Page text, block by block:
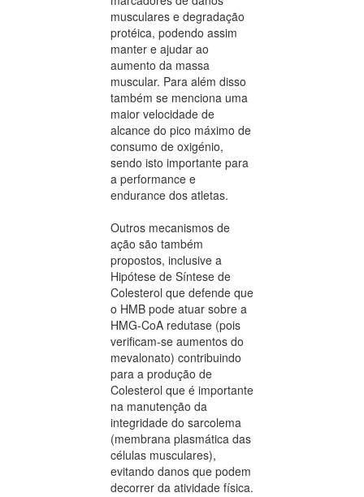
musculares e degradação
protéica, podendo assim
manter e ajudar ao
aumento da massa
muscular. Para além disso
também se menciona uma
maior velocidade de
alcance do pico máximo de
consumo de oxigénio,
sendo isto importante para
a performance e
endurance dos atletas.
Outros mecanismos de
ação são também
propostos, inclusive a
Hipótese de Síntese de
Colesterol que defende que
o HMB pode atuar sobre a
HMG-CoA redutase (pois
verificam-se aumentos do
mevalonato) contribuindo
para a produção de
Colesterol que é importante
na manutenção da
integridade do sarcolema
(membrana plasmática das
células musculares),
evitando danos que podem
decorrer da atividade física.